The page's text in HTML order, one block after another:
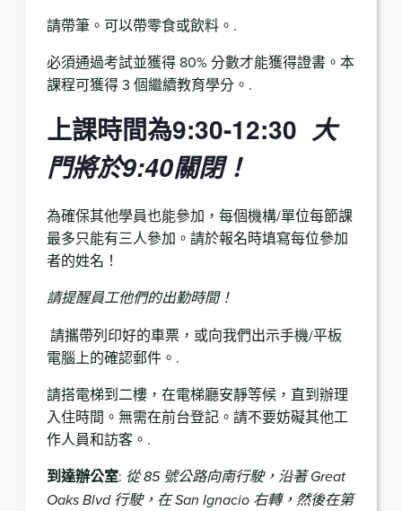
請帶筆。可以帶零食或飲料。.
必須通過考試並獲得 80% 分數才能獲得證書。本
課程可獲得 3 個繼續教育學分。.
上課時間為9:30-12:30 大
門將於9:40關閉！
為確保其他學員也能參加，每個機構/單位每節課
最多只能有三人參加。請於報名時填寫每位參加
者的姓名！
請提醒員工他們的出勤時間！
請攜帶列印好的車票，或向我們出示手機/平板
電腦上的確認郵件。.
請搭電梯到二樓，在電梯廳安靜等候，直到辦理
入住時間。無需在前台登記。請不要妨礙其他工
作人員和訪客。.
到達辦公室: 從 85 號公路向南行駛，沿著 Great
Oaks Blvd 行駛，在 San Ignacio 右轉，然後在第